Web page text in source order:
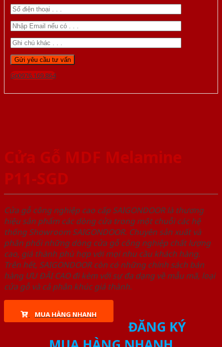
Gọi 0976.169.864
Cửa Gỗ MDF Melamine
P11-SGD
Cửa gỗ công nghiệp cao cấp SAIGONDOOR là thương
hiệu sản phẩm các dòng cửa trong một chuỗi các hệ
thống Showroom SAIGONDOOR. Chuyên sản xuất và
phân phối những dòng cửa gỗ công nghiệp chất lượng
cao, giá thành phù hợp với mọi nhu cầu khách hàng.
Trên hết, SAIGONDOOR còn có những chính sách bán
hàng ƯU ĐÃI CAO đi kèm với sự đa dạng về mẫu mã, loại
cửa gỗ và cả phân khúc giá thành.
MUA HÀNG NHANH
ĐĂNG KÝ